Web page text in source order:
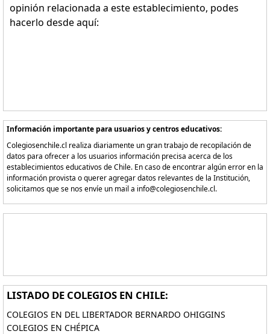
opinión relacionada a este establecimiento, podes
hacerlo desde aquí:
Información importante para usuarios y centros educativos:
Colegiosenchile.cl realiza diariamente un gran trabajo de recopilación de
datos para ofrecer a los usuarios información precisa acerca de los
establecimientos educativos de Chile. En caso de encontrar algún error en la
información provista o querer agregar datos relevantes de la Institución,
solicitamos que se nos envíe un mail a info@colegiosenchile.cl.
LISTADO DE COLEGIOS EN CHILE:
COLEGIOS EN DEL LIBERTADOR BERNARDO OHIGGINS
COLEGIOS EN CHÉPICA